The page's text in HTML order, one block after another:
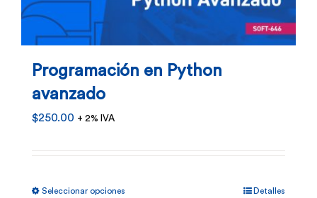
Programación en Python
avanzado
$250.00 + 2% IVA
Seleccionar opciones Detalles